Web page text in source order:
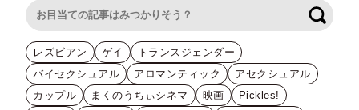
レズビアン ゲイ
トランスジェンダー
バイセクシュアル
アロマンティック
アセクシュアル
カップル
まくのうちぃシネマ 映画
Pickles!